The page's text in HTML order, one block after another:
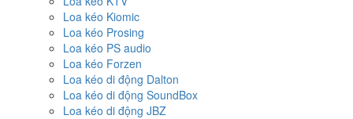
Loa kéo Kiomic
Loa kéo Prosing
Loa kéo PS audio
Loa kéo Forzen
Loa kéo di động Dalton
Loa kéo di động SoundBox
Loa kéo di động JBZ